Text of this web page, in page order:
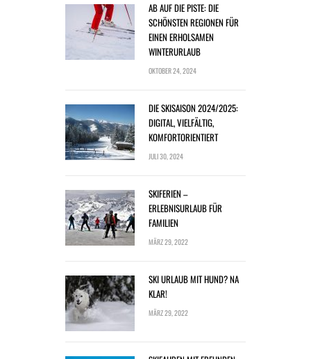
AB AUF DIE PISTE: DIE
SCHÖNSTEN REGIONEN FÜR
EINEN ERHOLSAMEN
WINTERURLAUB
OKTOBER 24, 2024
DIE SKISAISON 2024/2025:
DIGITAL, VIELFÄLTIG,
KOMFORTORIENTIERT
JULI 30, 2024
SKIFERIEN –
ERLEBNISURLAUB FÜR
FAMILIEN
MÄRZ 29, 2022
SKI URLAUB MIT HUND? NA
KLAR!
MÄRZ 29, 2022